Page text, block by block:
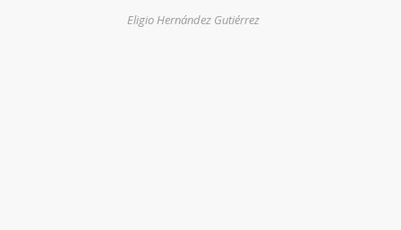
Eligio Hernández Gutiérrez